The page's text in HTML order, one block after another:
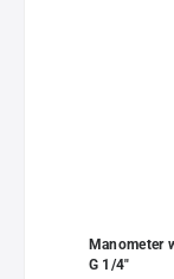
Manometer
G 1/4"